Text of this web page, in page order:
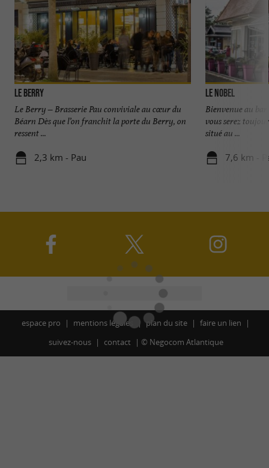
Le Berry
Le Berry – Brasserie Pau conviviale au cœur du
Béarn Dès que l’on franchit la porte du Berry, on
ressent ...
2,3 km - Pau
Le Nobel
Bienvenue au
vous serez
situé au ...
7,6 km -
espace pro mentions légales plan du site
faire un lien
suivez-nous
contact © Negocom Atlantique